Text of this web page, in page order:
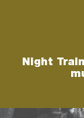
Night